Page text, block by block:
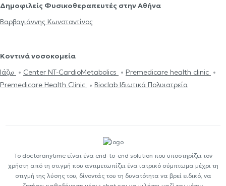
Δημοφιλείς Φυσικοθεραπευτές στην Αθήνα
Βαρβαγιάννης Κωνσταντίνος
Κοντινά νοσοκομεία
Ιάζω
Center NT-CardioMetabolics
Premedicare health clinic
Premedicare Health Clinic
Bioclab Ιδιωτικά Πολυιατρεία
Το doctoranytime είναι ένα end-to-end solution που υποστηρίζει τον
χρήστη από τη στιγμή που αντιμετωπίζει ένα ιατρικό σύμπτωμα μέχρι τη
στιγμή της λύσης του, δίνοντάς του τη δυνατότητα να βρεί ειδικό, να